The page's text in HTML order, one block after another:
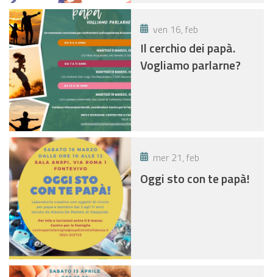
ven 16, feb
Il cerchio dei papà.
Vogliamo parlarne?
mer 21, feb
Oggi sto con te papà!